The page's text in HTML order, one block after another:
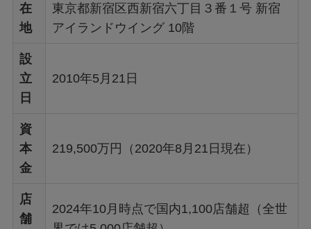
在
地
東京都新宿区西新宿六丁目３番１号 新宿
アイランドウイング 10階
設
立
日
2010年5月21日
資
本
金
219,500万円（2020年8月21日現在）
店
舗
2024年10月時点で国内1,100店舗超（全世